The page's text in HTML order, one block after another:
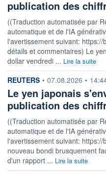
publication des
((Traduction automatisée par
automatique et de l'IA
l'avertissement suivant:
détails et commentaires) Le
dollar vendredi ... Lire la suite
information fournie par
REUTERS • 07.08.2026 •
Le yen japonais
publication des
((Traduction automatisée par
automatique et de l'IA
l'avertissement suivant:
nouveau bondi brusquement
d'un rapport ... Lire la suite